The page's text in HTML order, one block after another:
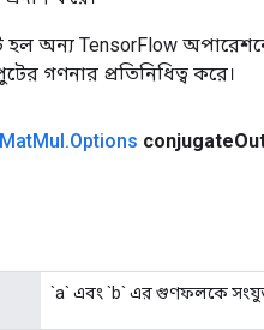
অন্য TensorFlow
গণনার প্রতিনিধিত্ব করে।
MatMul.Options conjugate
`a` এবং `b` এর গুণফলকে